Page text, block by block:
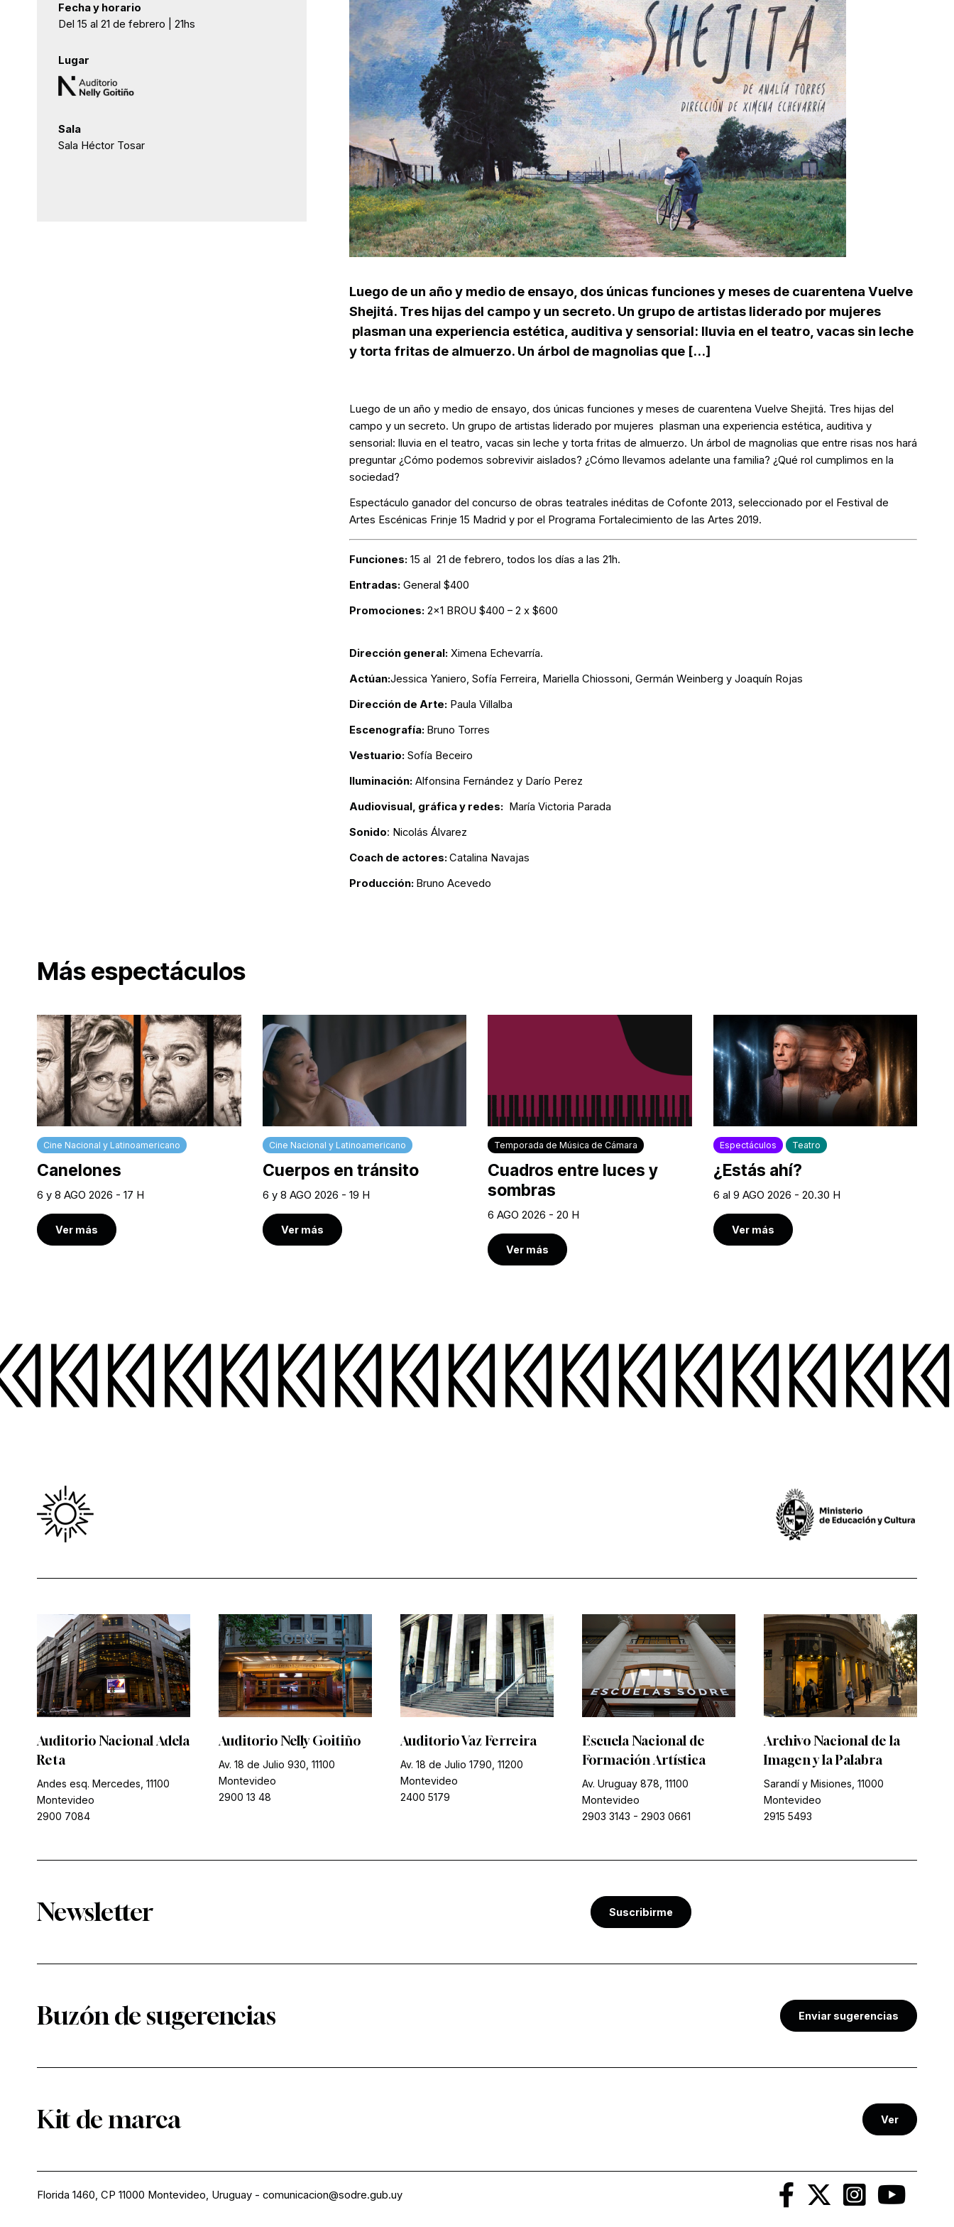
Luego de un año y medio de ensayo, dos únicas funciones y meses de cuarentena Vuelve
Shejitá. Tres hijas del campo y un secreto. Un grupo de artistas liderado por mujeres
plasman una experiencia estética, auditiva y sensorial: lluvia en el teatro, vacas sin leche
y torta fritas de almuerzo. Un árbol de magnolias que [...]
Luego de un año y medio de ensayo, dos únicas funciones y meses de cuarentena Vuelve Shejitá. Tres hijas del
campo y un secreto. Un grupo de artistas liderado por mujeres plasman una experiencia estética, auditiva y
sensorial: lluvia en el teatro, vacas sin leche y torta fritas de almuerzo. Un árbol de magnolias que entre risas nos hará
preguntar ¿Cómo podemos sobrevivir aislados? ¿Cómo llevamos adelante una familia? ¿Qué rol cumplimos en la
sociedad?
Espectáculo ganador del concurso de obras teatrales inéditas de Cofonte 2013, seleccionado por el Festival de
Artes Escénicas Frinje 15 Madrid y por el Programa Fortalecimiento de las Artes 2019.
Funciones: 15 al 21 de febrero, todos los días a las 21h.
Entradas: General $400
Promociones: 2×1 BROU $400 – 2 x $600
Dirección general: Ximena Echevarría.
Actúan:Jessica Yaniero, Sofía Ferreira, Mariella Chiossoni, Germán Weinberg y Joaquín Rojas
Dirección de Arte: Paula Villalba
Escenografía: Bruno Torres
Vestuario: Sofía Beceiro
Iluminación: Alfonsina Fernández y Darío Perez
Audiovisual, gráfica y redes: María Victoria Parada
Sonido: Nicolás Álvarez
Coach de actores: Catalina Navajas
Producción: Bruno Acevedo
Fecha y horario
Del 15 al 21 de febrero | 21hs
Lugar
Sala
Sala Héctor Tosar
Más espectáculos
Cine Nacional y Latinoamericano
Canelones
6 y 8 AGO 2026 - 17 H
Ver más
Cine Nacional y Latinoamericano
Cuerpos en tránsito
6 y 8 AGO 2026 - 19 H
Ver más
Temporada de Música de Cámara
Cuadros entre luces y
sombras
6 AGO 2026 - 20 H
Ver más
Espectáculos Teatro
¿Estás ahí?
6 al 9 AGO 2026 - 20.30 H
Ver más
Auditorio Nacional Adela
Reta
Andes esq. Mercedes, 11100
Montevideo
2900 7084
Auditorio Nelly Goitiño
Av. 18 de Julio 930, 11100
Montevideo
2900 13 48
Auditorio Vaz Ferreira
Av. 18 de Julio 1790, 11200
Montevideo
2400 5179
Escuela Nacional de
Formación Artística
Av. Uruguay 878, 11100
Montevideo
2903 3143 - 2903 0661
Archivo Nacional de la
Imagen y la Palabra
Sarandí y Misiones, 11000
Montevideo
2915 5493
Newsletter Suscribirme
Buzón de sugerencias Enviar sugerencias
Kit de marca Ver
Florida 1460, CP 11000 Montevideo, Uruguay - comunicacion@sodre.gub.uy